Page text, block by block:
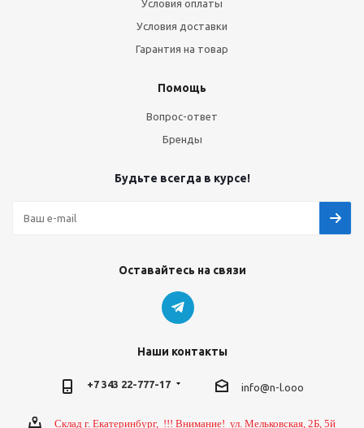
Условия оплаты
Условия доставки
Гарантия на товар
Помощь
Вопрос-ответ
Бренды
Будьте всегда в курсе!
Оставайтесь на связи
Наши контакты
+7 343 22-777-17 info@n-l.ooo
Склад г. Екатеринбург, !!! Внимание! ул. Мельковская, 2Б, 5й